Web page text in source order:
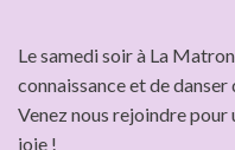
Le samedi soir à La
connaissance et de
Venez nous rejoindre
joie !